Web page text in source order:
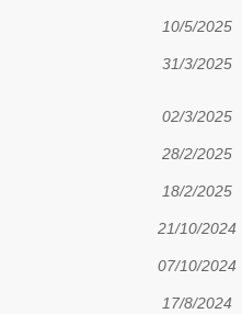
10/5/2025
31/3/2025
02/3/2025
28/2/2025
18/2/2025
21/10/2024
07/10/2024
17/8/2024